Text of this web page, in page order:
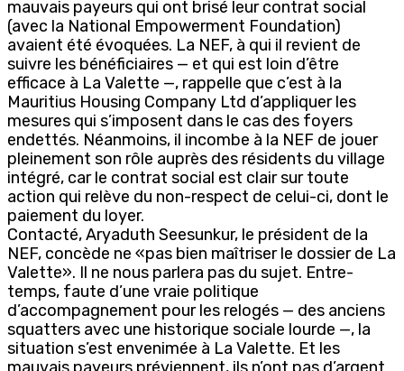
mauvais payeurs qui ont brisé leur contrat social
(avec la National Empowerment Foundation)
avaient été évoquées. La NEF, à qui il revient de
suivre les bénéficiaires — et qui est loin d’être
efficace à La Valette —, rappelle que c’est à la
Mauritius Housing Company Ltd d’appliquer les
mesures qui s’imposent dans le cas des foyers
endettés. Néanmoins, il incombe à la NEF de jouer
pleinement son rôle auprès des résidents du village
intégré, car le contrat social est clair sur toute
action qui relève du non-respect de celui-ci, dont le
paiement du loyer.
Contacté, Aryaduth Seesunkur, le président de la
NEF, concède ne «pas bien maîtriser le dossier de La
Valette». Il ne nous parlera pas du sujet. Entre-
temps, faute d’une vraie politique
d’accompagnement pour les relogés — des anciens
squatters avec une historique sociale lourde —, la
situation s’est envenimée à La Valette. Et les